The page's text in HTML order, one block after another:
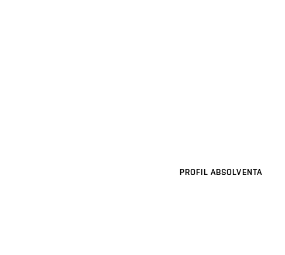
PROFIL ABSOLVENTA